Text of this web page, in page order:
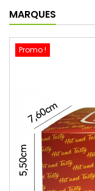
MARQUES
Promo !